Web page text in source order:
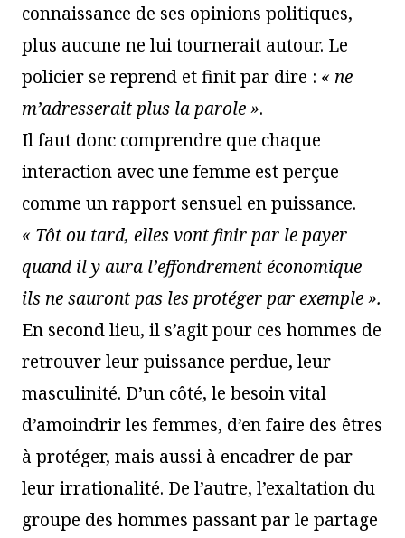
connaissance de ses opinions politiques,
plus aucune ne lui tournerait autour. Le
policier se reprend et finit par dire : « ne
m’adresserait plus la parole ».
Il faut donc comprendre que chaque
interaction avec une femme est perçue
comme un rapport sensuel en puissance.
« Tôt ou tard, elles vont finir par le payer
quand il y aura l’effondrement économique
ils ne sauront pas les protéger par exemple ».
En second lieu, il s’agit pour ces hommes de
retrouver leur puissance perdue, leur
masculinité. D’un côté, le besoin vital
d’amoindrir les femmes, d’en faire des êtres
à protéger, mais aussi à encadrer de par
leur irrationalité. De l’autre, l’exaltation du
groupe des hommes passant par le partage